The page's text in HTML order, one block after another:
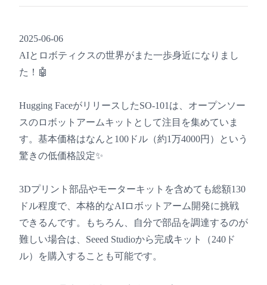
2025-06-06
AIとロボティクスの世界がまた一歩身近になりまし
た！🤖
Hugging FaceがリリースしたSO-101は、オープンソー
スのロボットアームキットとして注目を集めていま
す。基本価格はなんと100ドル（約1万4000円）という
驚きの低価格設定✨
3Dプリント部品やモーターキットを含めても総額130
ドル程度で、本格的なAIロボットアーム開発に挑戦
できるんです。もちろん、自分で部品を調達するのが
難しい場合は、Seeed Studioから完成キット（240ド
ル）を購入することも可能です。